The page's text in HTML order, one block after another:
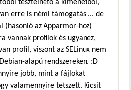
tesztelhető a kimenetből,
erre is némi támogatás ... de
(hasonló az Apparmor-hoz)
vannak profilok és ugyanez,
profil, viszont az SELinux nem
alapú rendszereken. :D
jobb, mint a fájlokat
valamennyire tetszett. Kicsit